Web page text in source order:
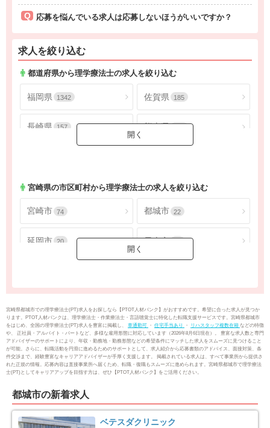
応募を悩んでいる求人は応募しないほうがいいですか？
求人を絞り込む
都道府県から理学療法士の求人を絞り込む
福岡県 1342 佐賀県 185
長崎県 157 熊本県
鹿児島県 303 沖縄県 258
宮崎県の市区町村から理学療法士の求人を絞り込む
宮崎市 74 都城市 22
延岡市 20 日南市
えびの市 1 北諸県郡三股町 4
西諸県郡高原町 1 児湯郡新富町 3
東臼杵郡門川町
宮崎県都城市での理学療法士(PT)求人をお探しなら【PTOT人材バンク】がおすすめです。希望に合った求人が見つか
ります。PTOT人材バンクは、理学療法士・作業療法士・言語聴覚士に特化した転職支援サービスです。宮崎県都城市
をはじめ、全国の理学療法士(PT)求人を豊富に掲載し、 車通勤可 ・ 住宅手当あり ・ リハスタッフ複数在籍 などの特徴
や、 正社員・アルバイト・パートなど、多様な雇用形態に対応しています（2026年8月6日現在）。 豊富な求人数と専門
アドバイザーのサポートにより、年収・勤務地・勤務形態などの希望条件にマッチした求人をスムーズに見つけること
が可能。さらに、転職活動を円滑に進めるためのサポートとして、求人紹介から応募書類のアドバイス、面接対策、条
件交渉まで、経験豊富なキャリアアドバイザーが手厚く支援します。 掲載されている求人は、すべて事業所から提供さ
れた正規の情報。応募内容は直接事業所へ届くため、転職・復職もスムーズに進められます。宮崎県都城市で理学療法
士(PT)としてキャリアアップを目指す方は、ぜひ【PTOT人材バンク】をご活用ください。
都城市の新着求人
ベテスダクリニック